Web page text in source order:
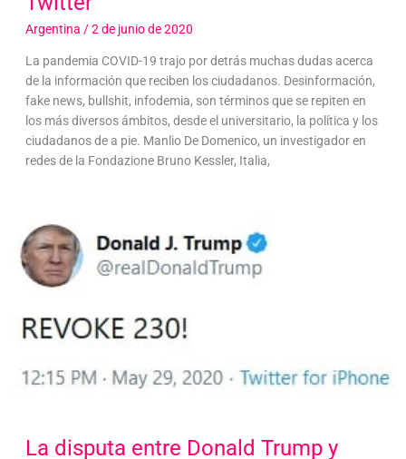
Argentina /2 de junio de 2020
La pandemia COVID-19 trajo por detrás muchas dudas acerca
de la información que reciben los ciudadanos. Desinformación,
fake news, bullshit, infodemia, son términos que se repiten en
los más diversos ámbitos, desde el universitario, la política y los
ciudadanos de a pie. Manlio De Domenico, un investigador en
redes de la Fondazione Bruno Kessler, Italia,
La disputa entre Donald Trump y